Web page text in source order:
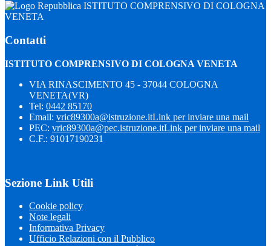
ISTITUTO COMPRENSIVO DI COLOGNA
VENETA
Contatti
ISTITUTO COMPRENSIVO DI COLOGNA VENETA
VIA RINASCIMENTO 45 - 37044 COLOGNA
VENETA(VR)
Tel: 0442 85170
Email: vric89300a@istruzione.itLink per inviare una mail
PEC: vric89300a@pec.istruzione.itLink per inviare una mail
C.F.: 91017190231
Sezione Link Utili
Cookie policy
Note legali
Informativa Privacy
Ufficio Relazioni con il Pubblico